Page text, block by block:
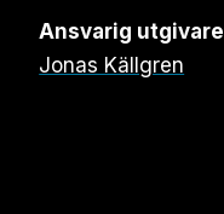
Ansvarig utgivare
Jonas Källgren